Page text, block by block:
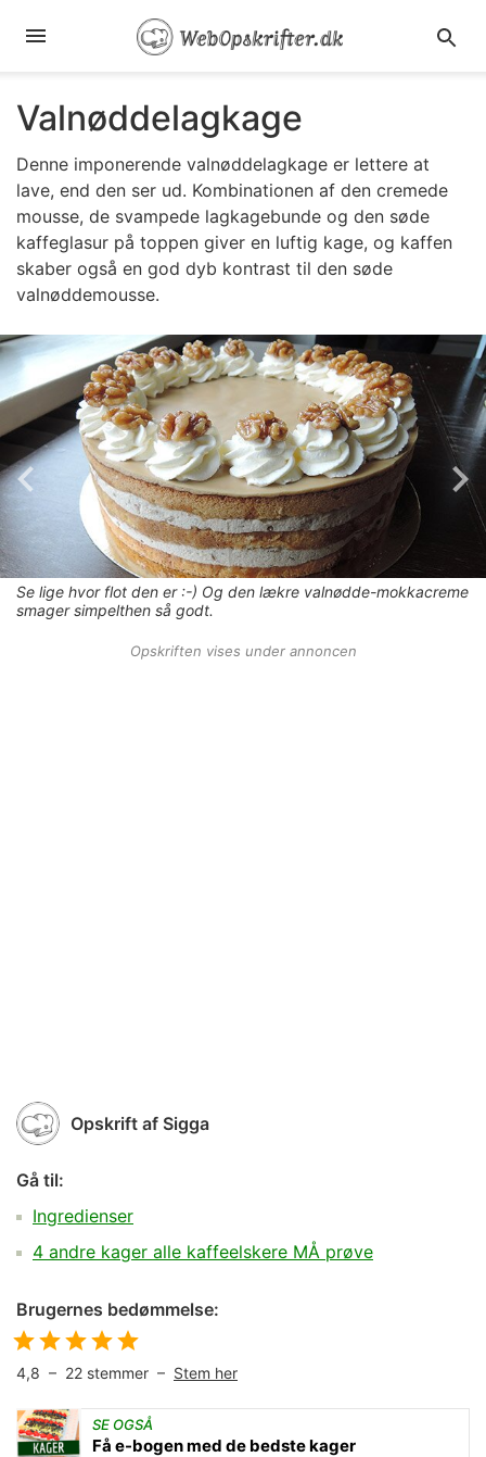
Valnøddelagkage
Denne imponerende valnøddelagkage er lettere at
lave, end den ser ud. Kombinationen af den cremede
mousse, de svampede lagkagebunde og den søde
kaffeglasur på toppen giver en luftig kage, og kaffen
skaber også en god dyb kontrast til den søde
valnøddemousse.
Se lige hvor flot den er :-) Og den lækre valnødde-mokkacreme
smager simpelthen så godt.
Opskriften vises under annoncen
Opskrift af Sigga
Gå til:
Ingredienser
4 andre kager alle kaffeelskere MÅ prøve
Brugernes bedømmelse:
4,8 – 22 stemmer – Stem her
SE OGSÅ
Få e-bogen med de bedste kager